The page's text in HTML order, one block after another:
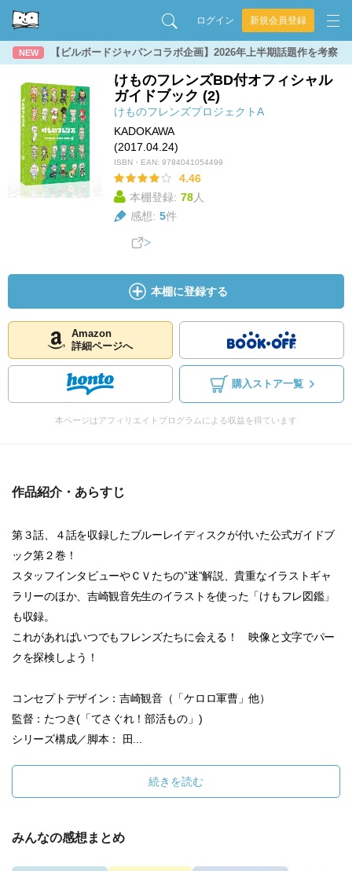
ログイン 新規会員登録
NEW 【ビルボードジャパンコラボ企画】2026年上半期話題作を考察
けものフレンズBD付オフィシャル
ガイドブック (2)
けものフレンズプロジェクトA
KADOKAWA
(2017.04.24)
ISBN・EAN: 9784041054499
4.46
本棚登録: 78人
感想: 5件
本棚に登録する
Amazon
詳細ページへ
購入ストア一覧
本ページはアフィリエイトプログラムによる収益を得ています
作品紹介・あらすじ
第３話、４話を収録したブルーレイディスクが付いた公式ガイドブ
ック第２巻！
スタッフインタビューやＣＶたちの”迷”解説、貴重なイラストギャ
ラリーのほか、吉崎観音先生のイラストを使った「けもフレ図鑑」
も収録。
これがあればいつでもフレンズたちに会える！ 映像と文字でパー
クを探検しよう！
コンセプトデザイン：吉崎観音（「ケロロ軍曹」他）
監督：たつき(「てさぐれ！部活もの」)
シリーズ構成／脚本： 田...
続きを読む
みんなの感想まとめ